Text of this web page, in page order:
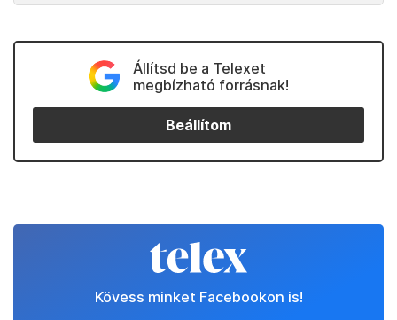
Állítsd be a Telexet
megbízható forrásnak!
Beállítom
Kövess minket Facebookon is!